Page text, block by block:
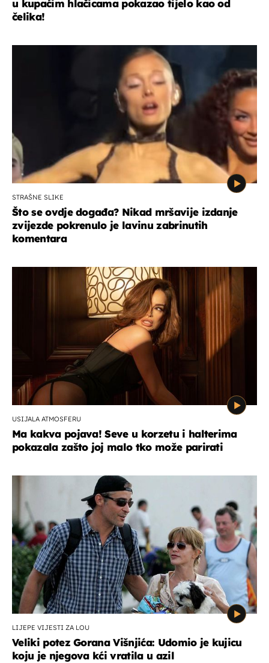
u kupaćim hlačicama pokazao tijelo kao od
čelika!
STRAŠNE SLIKE
Što se ovdje događa? Nikad mršavije izdanje
zvijezde pokrenulo je lavinu zabrinutih
komentara
USIJALA ATMOSFERU
Ma kakva pojava! Seve u korzetu i halterima
pokazala zašto joj malo tko može parirati
LIJEPE VIJESTI ZA LOU
Veliki potez Gorana Višnjića: Udomio je kujicu
koju je njegova kći vratila u azil